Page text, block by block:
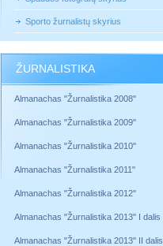
Sporto žurnalistų skyrius
ŽURNALISTIKA
Almanachas "Žurnalistika 2008"
Almanachas "Žurnalistika 2009"
Almanachas "Žurnalistika 2010"
Almanachas "Žurnalistika 2011"
Almanachas "Žurnalistika 2012"
Almanachas "Žurnalistika 2013" I dalis
Almanachas "Žurnalistika 2013" II dalis